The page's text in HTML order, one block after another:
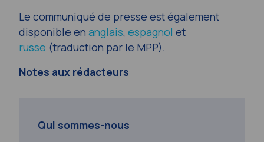
Le communiqué de presse est également
disponible en anglais, espagnol et
russe (traduction par le MPP).
Notes aux rédacteurs
Qui sommes-nous